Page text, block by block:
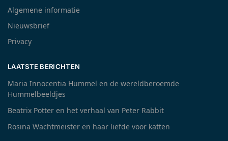
Algemene informatie
Nieuwsbrief
Privacy
LAATSTE BERICHTEN
Maria Innocentia Hummel en de wereldberoemde
Hummelbeeldjes
Beatrix Potter en het verhaal van Peter Rabbit
Rosina Wachtmeister en haar liefde voor katten